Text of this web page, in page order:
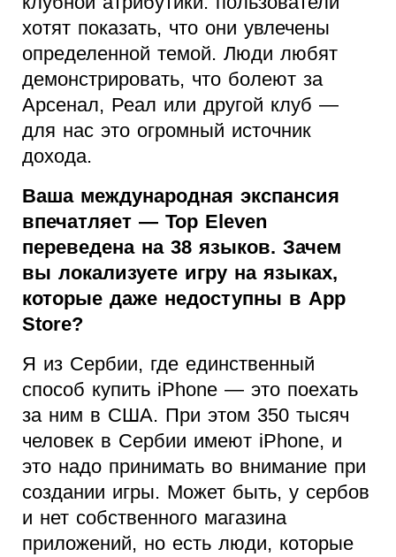
хотят показать, что они увлечены
определенной темой. Люди любят
демонстрировать, что болеют за
Арсенал, Реал или другой клуб —
для нас это огромный источник
дохода.
Ваша международная экспансия
впечатляет — Top Eleven
переведена на 38 языков. Зачем
вы локализуете игру на языках,
которые даже недоступны в App
Store?
Я из Сербии, где единственный
способ купить iPhone — это поехать
за ним в США. При этом 350 тысяч
человек в Сербии имеют iPhone, и
это надо принимать во внимание при
создании игры. Может быть, у сербов
и нет собственного магазина
приложений, но есть люди, которые